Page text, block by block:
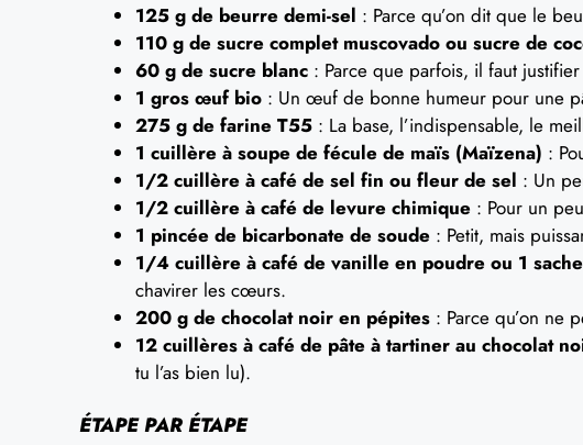
125 g de beurre demi-sel : Parce qu’on dit que le
110 g de sucre complet muscovado ou sucre de
60 g de sucre blanc : Parce que parfois, il faut
1 gros œuf bio : Un œuf de bonne humeur pour une
275 g de farine T55 : La base, l’indispensable, le
1 cuillère à soupe de fécule de maïs (Maïzena) :
1/2 cuillère à café de sel fin ou fleur de sel : Un
1/2 cuillère à café de levure chimique : Pour un
1 pincée de bicarbonate de soude : Petit, mais
1/4 cuillère à café de vanille en poudre ou 1
chavirer les cœurs.
200 g de chocolat noir en pépites : Parce qu’on ne
12 cuillères à café de pâte à tartiner au chocolat
tu l’as bien lu).
ÉTAPE PAR ÉTAPE